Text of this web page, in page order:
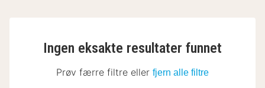
Ingen eksakte resultater funnet
Prøv færre filtre eller fjern alle filtre